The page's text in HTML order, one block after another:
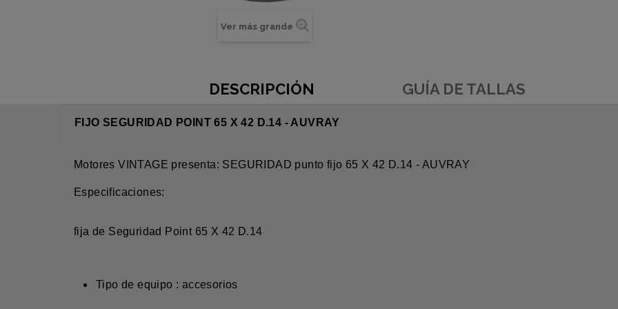
Ver más grande
DESCRIPCIÓN GUÍA DE TALLAS
FIJO SEGURIDAD POINT 65 X 42 D.14 - AUVRAY
Motores VINTAGE presenta: SEGURIDAD punto fijo 65 X 42 D.14 - AUVRAY
Especificaciones:
fija de Seguridad Point 65 X 42 D.14
Tipo de equipo : accesorios